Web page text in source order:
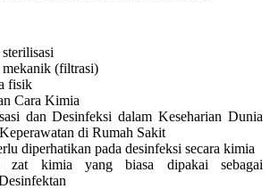
mekanik (filtrasi)
fisik
Cara Kimia
dan Desinfeksi dalam Keseharian Dunia
di Rumah Sakit
diperhatikan pada desinfeksi secara kimia
zat kimia yang biasa dipakai sebagai